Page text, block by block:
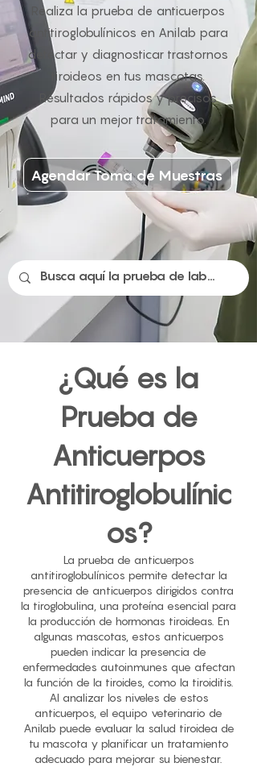
Realiza la prueba de anticuerpos
antitiroglobulínicos en Anilab para
detectar y diagnosticar trastornos
tiroideos en tus mascotas.
Resultados rápidos y precisos
para un mejor tratamiento.
Agendar Toma de Muestras
¿Qué es la
Prueba de
Anticuerpos
Antitiroglobulínic
os?
La prueba de anticuerpos
antitiroglobulínicos permite detectar la
presencia de anticuerpos dirigidos contra
la tiroglobulina, una proteína esencial para
la producción de hormonas tiroideas. En
algunas mascotas, estos anticuerpos
pueden indicar la presencia de
enfermedades autoinmunes que afectan
la función de la tiroides, como la tiroiditis.
Al analizar los niveles de estos
anticuerpos, el equipo veterinario de
Anilab puede evaluar la salud tiroidea de
tu mascota y planificar un tratamiento
adecuado para mejorar su bienestar.